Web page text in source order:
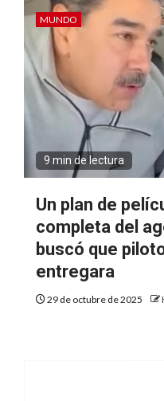
MUNDO
9 min de lectura
Un plan de
completa del
buscó que
entregara
29 de octubre de 2025